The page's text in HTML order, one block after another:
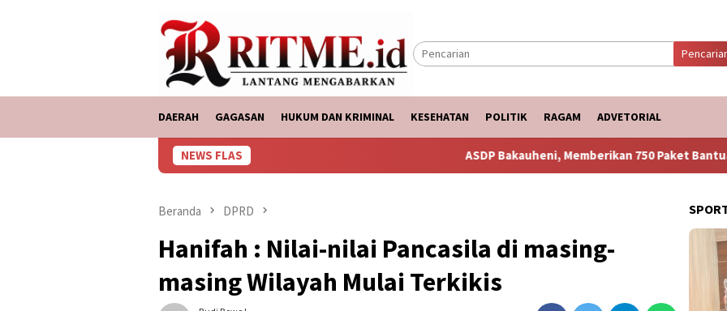
DAERAH GAGASAN HUKUM DAN KRIMINAL KESEHATAN POLITIK RAGAM ADVETORIAL
NEWS FLAS ASDP Bakauheni, Memberikan 750 Paket Bantuan Ke Korban Banjir
Beranda DPRD
Hanifah : Nilai-nilai Pancasila di masing-
masing Wilayah Mulai Terkikis